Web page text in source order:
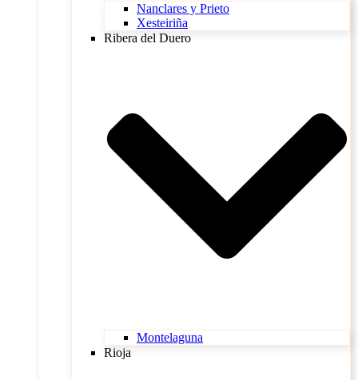
Nanclares y Prieto
Xesteiriña
Ribera del Duero
Montelaguna
Rioja